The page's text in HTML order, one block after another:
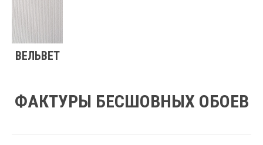
ВЕЛЬВЕТ
ФАКТУРЫ БЕСШОВНЫХ ОБОЕВ